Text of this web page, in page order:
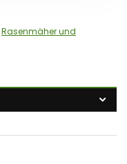
Rasenmäher und